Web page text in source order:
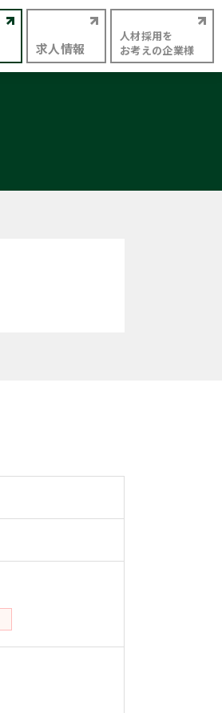
求人情報
人材採用を
お考えの企業様